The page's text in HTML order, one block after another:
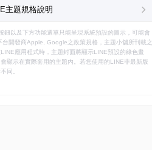
主題規格說明
以及下方功能選單只能呈現系統預設的圖示，可能會
開發商Apple, Google之政策規格，主題小舖所刊載之
應用程式時，主題封面將顯示LINE預設的綠色畫
顯示在實際套用的主題內。若您使用的LINE非最新版
同。